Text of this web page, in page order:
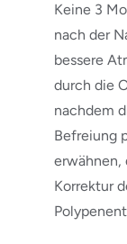
Keine 3
nach der
bessere
durch die
nachdem
Befreiung
erwähnen,
Korrektur